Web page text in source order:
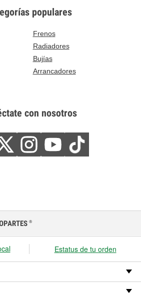
populares
Frenos
Radiadores
Bujías
Arrancadores
con nosotros
®
Estatus de tu orden